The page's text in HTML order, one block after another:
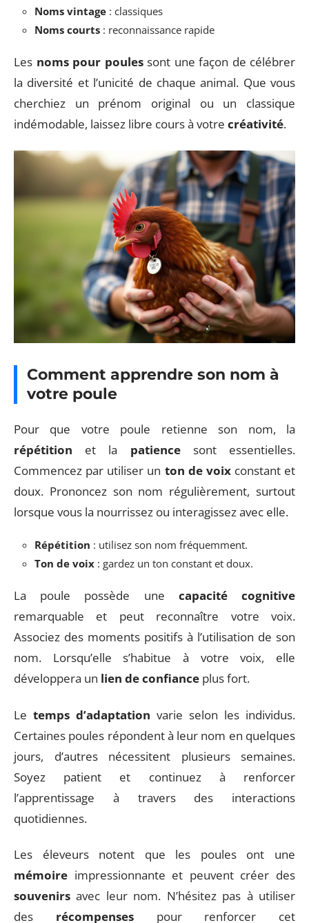
Noms vintage : classiques
Noms courts : reconnaissance rapide
Les noms pour poulessont une façon de célébrer
la diversité et l’unicité de chaque animal. Que vous
cherchiez un prénom original ou un classique
indémodable, laissez libre cours à votre créativité.
Comment apprendre son nom à
votre poule
Pour que votre poule retienne son nom, la
répétition et la patiencesont essentielles.
Commencez par utiliser un ton de voixconstant et
doux. Prononcez son nom régulièrement, surtout
lorsque vous la nourrissez ou interagissez avec elle.
Répétition : utilisez son nom fréquemment.
Ton de voix : gardez un ton constant et doux.
La poule possède une capacité cognitive
remarquable et peut reconnaître votre voix.
Associez des moments positifs à l’utilisation de son
nom. Lorsqu’elle s’habitue à votre voix, elle
développera un lien de confiance plus fort.
Le temps d’adaptation varie selon les individus.
Certaines poules répondent à leur nom en quelques
jours, d’autres nécessitent plusieurs semaines.
Soyez patient et continuez à renforcer
l’apprentissage à travers des interactions
quotidiennes.
Les éleveurs notent que les poules ont une
mémoire impressionnante et peuvent créer des
souvenirs avec leur nom. N’hésitez pas à utiliser
des récompensespour renforcer cet